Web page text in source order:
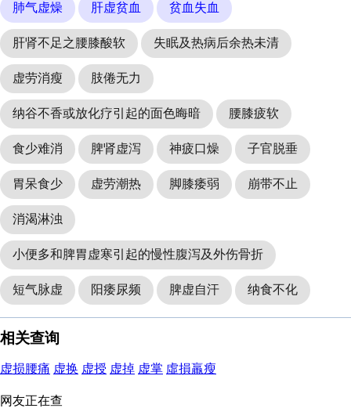
肺气虚燥 肝虚贫血 贫血失血
肝肾不足之腰膝酸软 失眠及热病后余热未清
虚劳消瘦 肢倦无力
纳谷不香或放化疗引起的面色晦暗 腰膝疲软
食少难消 脾肾虚泻 神疲口燥 子官脱垂
胃呆食少 虚劳潮热 脚膝痿弱 崩带不止
消渴淋浊
小便多和脾胃虚寒引起的慢性腹泻及外伤骨折
短气脉虚 阳痿尿频 脾虚自汗 纳食不化
相关查询
虚损腰痛 虚换 虚授 虚掉 虚掌 虛損羸瘦
网友正在查